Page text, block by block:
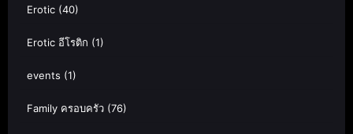
Erotic (40)
Erotic อีโรติก (1)
events (1)
Family ครอบครัว (76)